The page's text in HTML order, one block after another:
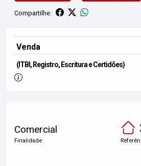
Compartilhe:
Venda
(ITBI, Registro, Escritura e Certidões)
Comercial
Finalidade